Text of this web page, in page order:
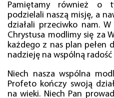
Pamiętamy również o
podzielali naszą misję, a
działali przeciwko nam.
Chrystusa modlimy się za
każdego z nas plan pełen
nadzieję na wspólną radość
Niech nasza wspólna
Profeto kończy swoją
na wieki. Niech Pan